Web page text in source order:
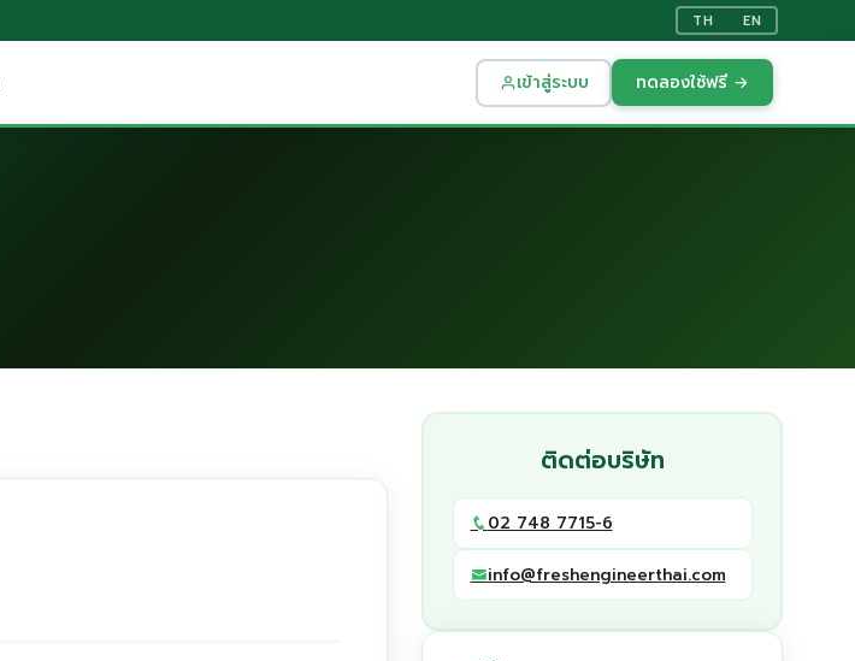
TH EN
เข้าสู่ระบบ ทดลองใช้ฟรี →
ติดต่อบริษัท
02 748 7715-6
info@freshengineerthai.com